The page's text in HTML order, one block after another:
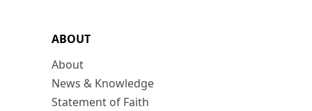
ABOUT
About
News & Knowledge
Statement of Faith